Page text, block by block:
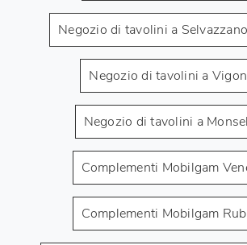
Negozio di tavolini a
Negozio di tavolini a
Negozio di tavolini a
Complementi Mobilgam
Complementi Mobilgam